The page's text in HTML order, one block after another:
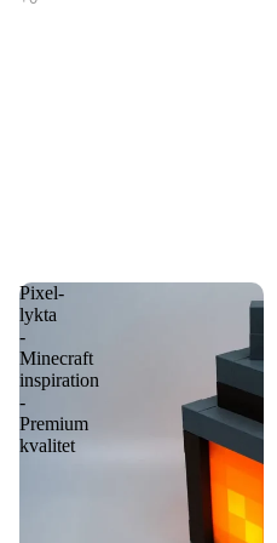
Pixel-
lykta
-
Minecraft
inspiration
-
Premium
kvalitet